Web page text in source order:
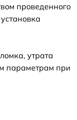
проведенного
утрата
параметрам при